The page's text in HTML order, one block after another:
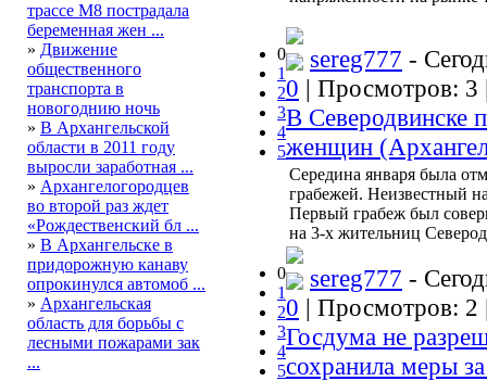
трассе М8 пострадала
беременная жен ...
» Движение
общественного
транспорта в
новогоднию ночь
» В Архангельской
области в 2011 году
выросли заработная ...
» Архангелогородцев
во второй раз ждет
«Рождественский бл ...
» В Архангельске в
придорожную канаву
опрокинулся автомоб ...
» Архангельская
область для борьбы с
лесными пожарами зак
...
0
1
2
3
4
5
sereg777 -
0 | Просмотров:
В Северодвинске
женщин
Середина января была
грабежей. Неизвестный
Первый грабеж был
на 3-х жительниц
0
1
2
3
4
5
sereg777 -
0 | Просмотров:
Госдума не
сохранила меры